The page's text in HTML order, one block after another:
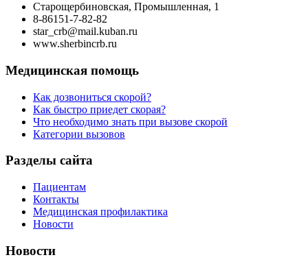
Старощербиновская, Промышленная, 1
8-86151-7-82-82
star_crb@mail.kuban.ru
www.sherbincrb.ru
Медицинская помощь
Как дозвониться скорой?
Как быстро приедет скорая?
Что необходимо знать при вызове скорой
Категории вызовов
Разделы сайта
Пациентам
Контакты
Медицинская профилактика
Новости
Новости